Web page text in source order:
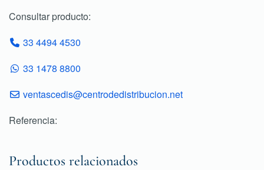
Consultar producto:
33 4494 4530
33 1478 8800
ventascedis@centrodedistribucion.net
Referencia:
Productos relacionados